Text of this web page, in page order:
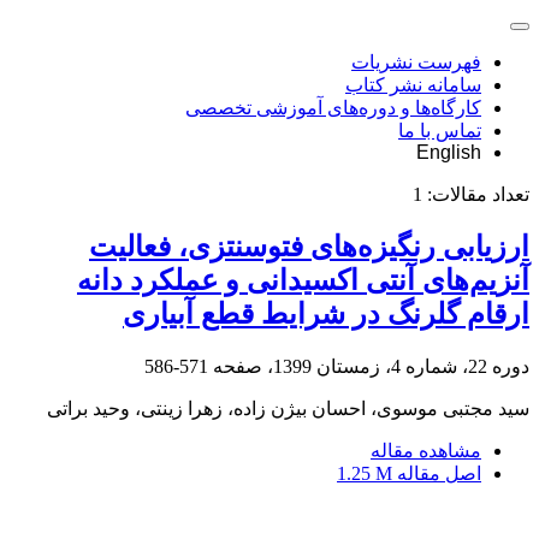
فهرست نشریات
سامانه نشر کتاب
کارگاه‌ها و دوره‌های آموزشی تخصصی
تماس با ما
English
تعداد مقالات: 1
ارزیابی رنگیزه‌های فتوسنتزی، فعالیت
آنزیم‌های آنتی اکسیدانی و عملکرد دانه
ارقام گلرنگ در شرایط قطع آبیاری
دوره 22، شماره 4، زمستان 1399، صفحه 571-586
سید مجتبی موسوی، احسان بیژن زاده، زهرا زینتی، وحید براتی
مشاهده مقاله
اصل مقاله 1.25 M